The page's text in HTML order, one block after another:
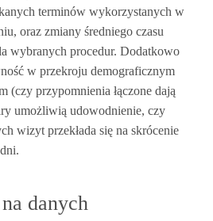
terminów wykorzystanych w
oraz zmiany średniego czasu
wybranych procedur. Dodatkowo
w przekroju demograficznym
(czy przypomnienia łączone dają
umożliwią udowodnienie, czy
wizyt przekłada się na skrócenie
danych